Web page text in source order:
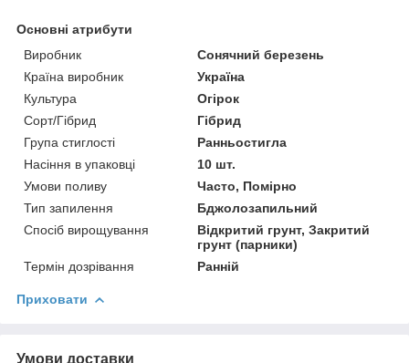
Основні атрибути
Виробник
Сонячний березень
Країна виробник
Україна
Культура
Огірок
Сорт/Гібрид
Гібрид
Група стиглості
Ранньостигла
Насіння в упаковці
10 шт.
Умови поливу
Часто, Помірно
Тип запилення
Бджолозапильний
Спосіб вирощування
Відкритий грунт, Закритий
грунт (парники)
Термін дозрівання
Ранній
Приховати
Умови доставки